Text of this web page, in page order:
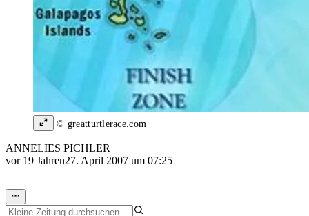
© greatturtlerace.com
ANNELIES PICHLER
vor 19 Jahren27. April 2007 um 07:25